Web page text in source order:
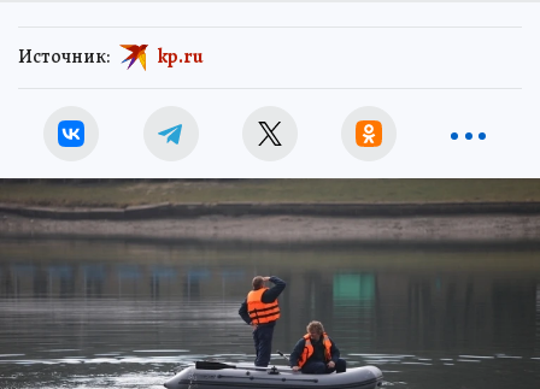
Источник: kp.ru